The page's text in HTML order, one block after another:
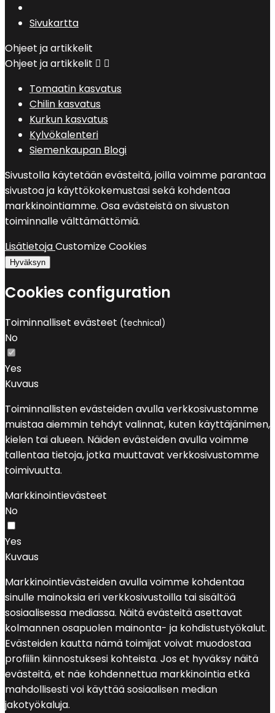
Sivukartta
Ohjeet ja artikkelit
Ohjeet ja artikkelit  
Tomaatin kasvatus
Chilin kasvatus
Kurkun kasvatus
Kylvökalenteri
Siemenkaupan Blogi
Sivustolla käytetään evästeitä, joilla voimme parantaa
sivustoa ja käyttökokemustasi sekä kohdentaa
markkinointiamme. Osa evästeistä on sivuston
toiminnalle välttämättömiä.
LisätietojaCustomize Cookies
Hyväksyn
Cookies configuration
Toiminnalliset evästeet (technical)
No
Yes
Kuvaus
Toiminnallisten evästeiden avulla verkkosivustomme
muistaa aiemmin tehdyt valinnat, kuten käyttäjänimen,
kielen tai alueen. Näiden evästeiden avulla voimme
tallentaa tietoja, jotka muuttavat verkkosivustomme
toimivuutta.
Markkinointievästeet
No
Yes
Kuvaus
Markkinointievästeiden avulla voimme kohdentaa
sinulle mainoksia eri verkkosivustoilla tai sisältöä
sosiaalisessa mediassa. Näitä evästeitä asettavat
kolmannen osapuolen mainonta- ja kohdistustyökalut.
Evästeiden kautta nämä toimijat voivat muodostaa
profiilin kiinnostuksesi kohteista. Jos et hyväksy näitä
evästeitä, et näe kohdennettua markkinointia etkä
mahdollisesti voi käyttää sosiaalisen median
jakotyökaluja.